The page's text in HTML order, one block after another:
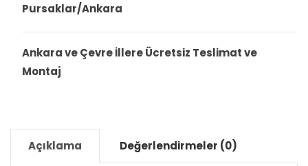
Pursaklar/Ankara
Ankara ve Çevre İllere Ücretsiz Teslimat ve
Montaj
Açıklama Değerlendirmeler (0)